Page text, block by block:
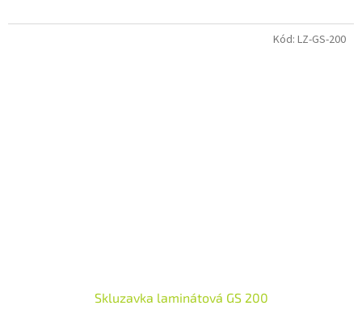
Skluzavka laminátová GS 200
Kód: LZ-GS-200